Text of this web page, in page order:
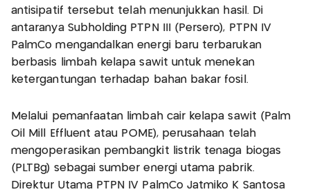
antisipatif tersebut telah menunjukkan hasil. Di
antaranya Subholding PTPN III (Persero), PTPN IV
PalmCo mengandalkan energi baru terbarukan
berbasis limbah kelapa sawit untuk menekan
ketergantungan terhadap bahan bakar fosil.
Melalui pemanfaatan limbah cair kelapa sawit (Palm
Oil Mill Effluent atau POME), perusahaan telah
mengoperasikan pembangkit listrik tenaga biogas
(PLTBg) sebagai sumber energi utama pabrik.
Direktur Utama PTPN IV PalmCo Jatmiko K Santosa